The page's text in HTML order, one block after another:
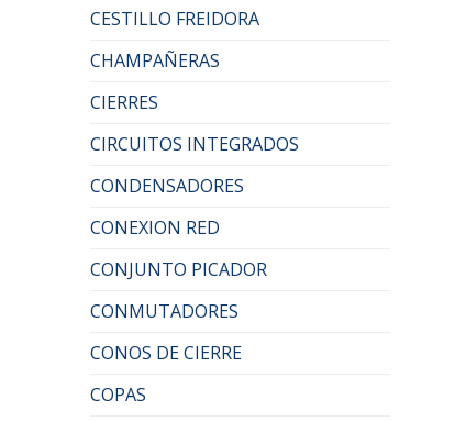
CESTILLO FREIDORA
CHAMPAÑERAS
CIERRES
CIRCUITOS INTEGRADOS
CONDENSADORES
CONEXION RED
CONJUNTO PICADOR
CONMUTADORES
CONOS DE CIERRE
COPAS